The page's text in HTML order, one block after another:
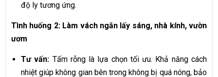
độ ly tương ứng.
Tình huống 2: Làm vách ngăn lấy sáng, nhà kính, vườn
ươm
Tư vấn: Tấm rỗng là lựa chọn tối ưu. Khả năng cách
nhiệt giúp không gian bên trong không bị quá nóng, bảo